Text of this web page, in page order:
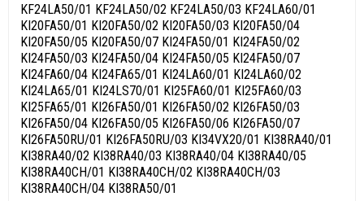
KF24LA50/01 KF24LA50/02 KF24LA50/03 KF24LA60/01
KI20FA50/01 KI20FA50/02 KI20FA50/03 KI20FA50/04
KI20FA50/05 KI20FA50/07 KI24FA50/01 KI24FA50/02
KI24FA50/03 KI24FA50/04 KI24FA50/05 KI24FA50/07
KI24FA60/04 KI24FA65/01 KI24LA60/01 KI24LA60/02
KI24LA65/01 KI24LS70/01 KI25FA60/01 KI25FA60/03
KI25FA65/01 KI26FA50/01 KI26FA50/02 KI26FA50/03
KI26FA50/04 KI26FA50/05 KI26FA50/06 KI26FA50/07
KI26FA50RU/01 KI26FA50RU/03 KI34VX20/01 KI38RA40/01
KI38RA40/02 KI38RA40/03 KI38RA40/04 KI38RA40/05
KI38RA40CH/01 KI38RA40CH/02 KI38RA40CH/03
KI38RA40CH/04 KI38RA50/01